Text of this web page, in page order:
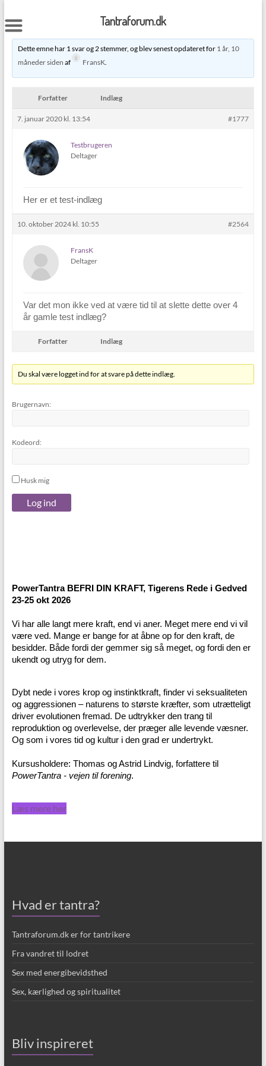
to
content
Dette emne har 1 svar og 2 stemmer, og blev senest opdateret for 1 år, 10
måneder siden af FransK.
Forfatter Indlæg
7. januar 2020 kl. 13:54 #1777
Testbrugeren
Deltager
Her er et test-indlæg
10. oktober 2024 kl. 10:55 #2564
FransK
Deltager
Var det mon ikke ved at være tid til at slette dette over 4
år gamle test indlæg?
Forfatter Indlæg
Du skal være logget ind for at svare på dette indlæg.
Brugernavn:
Kodeord:
Husk mig
Log ind
PowerTantra BEFRI DIN KRAFT, Tigerens Rede i Gedved
23-25 okt 2026
Vi har alle langt mere kraft, end vi aner. Meget mere end vi vil
være ved. Mange er bange for at åbne op for den kraft, de
besidder. Både fordi der gemmer sig så meget, og fordi den er
ukendt og utryg for dem.
Dybt nede i vores krop og instinktkraft, finder vi seksualiteten
og aggressionen – naturens to største kræfter, som utrætteligt
driver evolutionen fremad. De udtrykker den trang til
reproduktion og overlevelse, der præger alle levende væsner.
Og som i vores tid og kultur i den grad er undertrykt.
Kursusholdere: Thomas og Astrid Lindvig, forfattere til
PowerTantra - vejen til forening.
Læs mere her
Hvad er tantra?
Tantraforum.dk er for tantrikere
Fra vandret til lodret
Sex med energibevidsthed
Sex, kærlighed og spiritualitet
Bliv inspireret
Tantraforum.dk